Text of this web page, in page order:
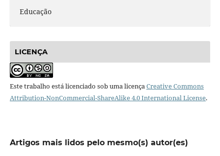
Educação
LICENÇA
Este trabalho está licenciado sob uma licençaCreative Commons
Attribution-NonCommercial-ShareAlike 4.0 International License.
Artigos mais lidos pelo mesmo(s) autor(es)